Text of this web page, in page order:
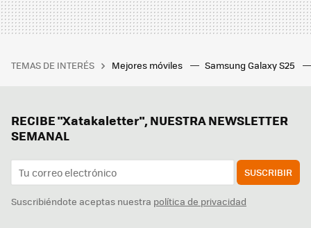
TEMAS DE INTERÉS Mejores móviles Samsung Galaxy S25
RECIBE "Xatakaletter", NUESTRA NEWSLETTER
SEMANAL
SUSCRIBIR
Suscribiéndote aceptas nuestra política de privacidad